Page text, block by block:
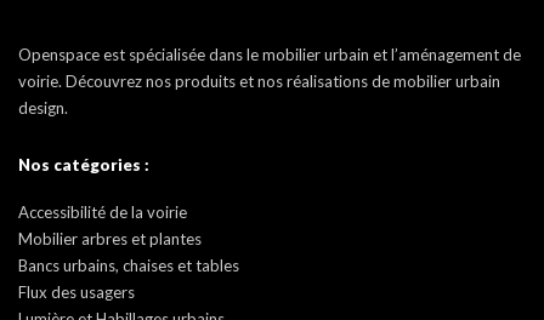
Openspace est spécialisée dans le mobilier urbain et l’aménagement de
voirie. Découvrez nos produits et nos réalisations de mobilier urbain
design.
Nos catégories :
Accessibilité de la voirie
Mobilier arbres et plantes
Bancs urbains, chaises et tables
Flux des usagers